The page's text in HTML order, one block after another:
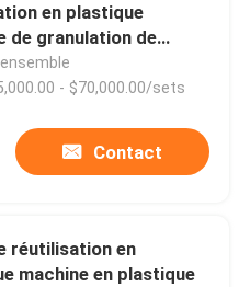
en plastique
de granulation de
familier
- $70,000.00/sets
Contact
réutilisation en
machine en plastique